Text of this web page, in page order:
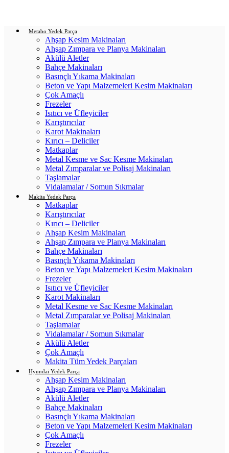
Metabo Yedek Parça
Ahşap Kesim Makinaları
Ahşap Zımpara ve Planya Makinaları
Akülü Aletler
Bahçe Makinaları
Basınçlı Yıkama Makinaları
Beton ve Yapı Malzemeleri Kesim Makinaları
Çok Amaçlı
Frezeler
Isıtıcı ve Üfleyiciler
Karıştırıcılar
Karot Makinaları
Kırıcı – Deliciler
Matkaplar
Metal Kesme ve Sac Kesme Makinaları
Metal Zımparalar ve Polisaj Makinaları
Taşlamalar
Vidalamalar / Somun Sıkmalar
Makita Yedek Parça
Matkaplar
Karıştırıcılar
Kırıcı – Deliciler
Ahşap Kesim Makinaları
Ahşap Zımpara ve Planya Makinaları
Bahçe Makinaları
Basınçlı Yıkama Makinaları
Beton ve Yapı Malzemeleri Kesim Makinaları
Frezeler
Isıtıcı ve Üfleyiciler
Karot Makinaları
Metal Kesme ve Sac Kesme Makinaları
Metal Zımparalar ve Polisaj Makinaları
Taşlamalar
Vidalamalar / Somun Sıkmalar
Akülü Aletler
Çok Amaçlı
Makita Tüm Yedek Parçaları
Hyundai Yedek Parça
Ahşap Kesim Makinaları
Ahşap Zımpara ve Planya Makinaları
Akülü Aletler
Bahçe Makinaları
Basınçlı Yıkama Makinaları
Beton ve Yapı Malzemeleri Kesim Makinaları
Çok Amaçlı
Frezeler